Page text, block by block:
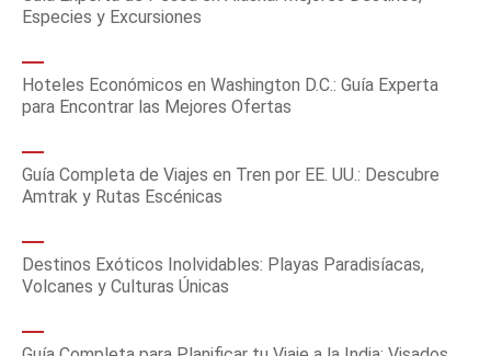
Especies y Excursiones
Hoteles Económicos en Washington D.C.: Guía Experta
para Encontrar las Mejores Ofertas
Guía Completa de Viajes en Tren por EE. UU.: Descubre
Amtrak y Rutas Escénicas
Destinos Exóticos Inolvidables: Playas Paradisíacas,
Volcanes y Culturas Únicas